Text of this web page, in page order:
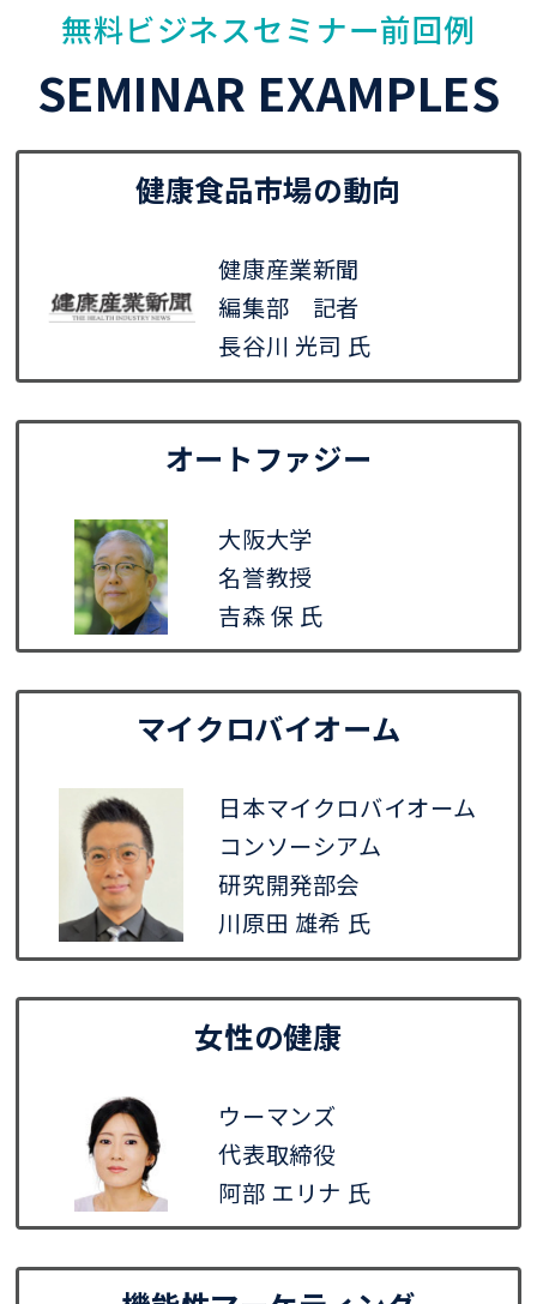
無料ビジネスセミナー前回例
SEMINAR EXAMPLES
健康食品市場の動向
健康産業新聞
編集部 記者
長谷川 光司 氏
オートファジー
大阪大学
名誉教授
吉森 保 氏
マイクロバイオーム
日本マイクロバイオーム
コンソーシアム
研究開発部会
川原田 雄希 氏
女性の健康
ウーマンズ
代表取締役
阿部 エリナ 氏